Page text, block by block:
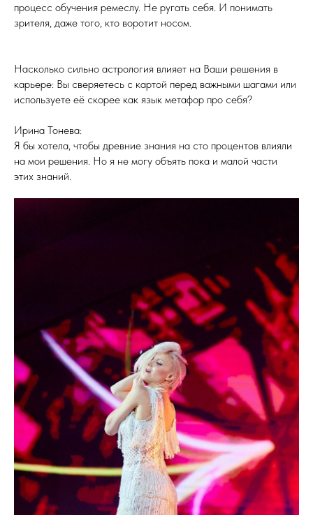
процесс обучения ремеслу. Не ругать себя. И понимать
зрителя, даже того, кто воротит носом.
Насколько сильно астрология влияет на Ваши решения в
карьере: Вы сверяетесь с картой перед важными шагами или
используете её скорее как язык метафор про себя?
Ирина Тонева:
Я бы хотела, чтобы древние знания на сто процентов влияли
на мои решения. Но я не могу объять пока и малой части
этих знаний.